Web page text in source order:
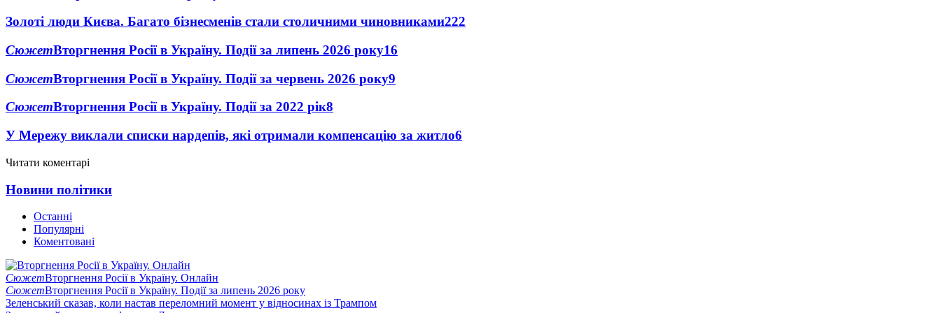
Золоті люди Києва. Багато бізнесменів стали столичними чиновниками222
СюжетВторгнення Росії в Україну. Події за липень 2026 року16
СюжетВторгнення Росії в Україну. Події за червень 2026 року9
СюжетВторгнення Росії в Україну. Події за 2022 рік8
У Мережу виклали списки нардепів, які отримали компенсацію за житло6
Читати коментарі
Новини політики
Останні
Популярні
Коментовані
СюжетВторгнення Росії в Україну. Онлайн
СюжетВторгнення Росії в Україну. Події за липень 2026 року
Зеленський сказав, коли настав переломний момент у відносинах із Трампом